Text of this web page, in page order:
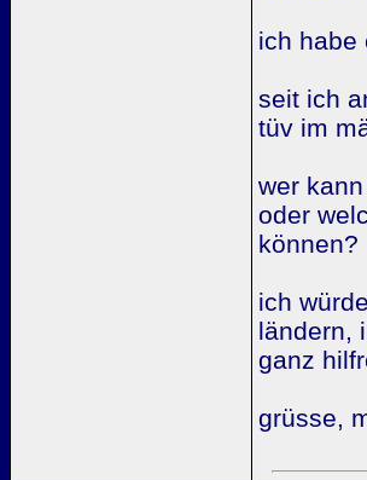
ich habe
seit ich
tüv im
wer
oder
können?
ich
ländern,
ganz
grüsse,